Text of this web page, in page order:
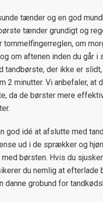
tænder og en god
tænder grundigt og
tommelfingerreglen, om
om aftenen inden du går i
tandbørste, der ikke er
2 minutter. Vi anbefaler, at
da de børster mere
god idé at afslutte med
ud i de sprækker og
børsten. Hvis du
du nemlig at efterlade
danne grobund for